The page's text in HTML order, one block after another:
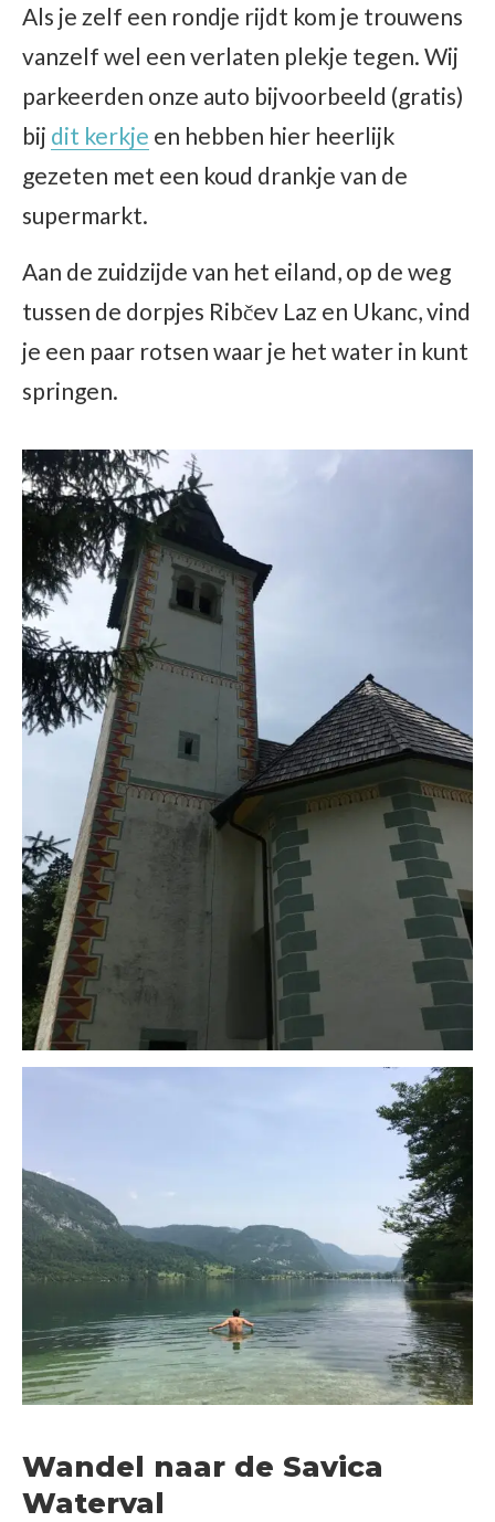
Als je zelf een rondje rijdt kom je trouwens
vanzelf wel een verlaten plekje tegen. Wij
parkeerden onze auto bijvoorbeeld (gratis)
bij dit kerkje en hebben hier heerlijk
gezeten met een koud drankje van de
supermarkt.
Aan de zuidzijde van het eiland, op de weg
tussen de dorpjes Ribčev Laz en Ukanc, vind
je een paar rotsen waar je het water in kunt
springen.
Wandel naar de Savica
Waterval